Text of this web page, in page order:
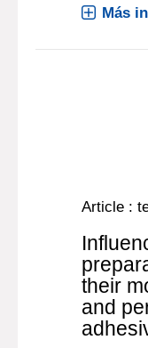
Más
Article :
their
and